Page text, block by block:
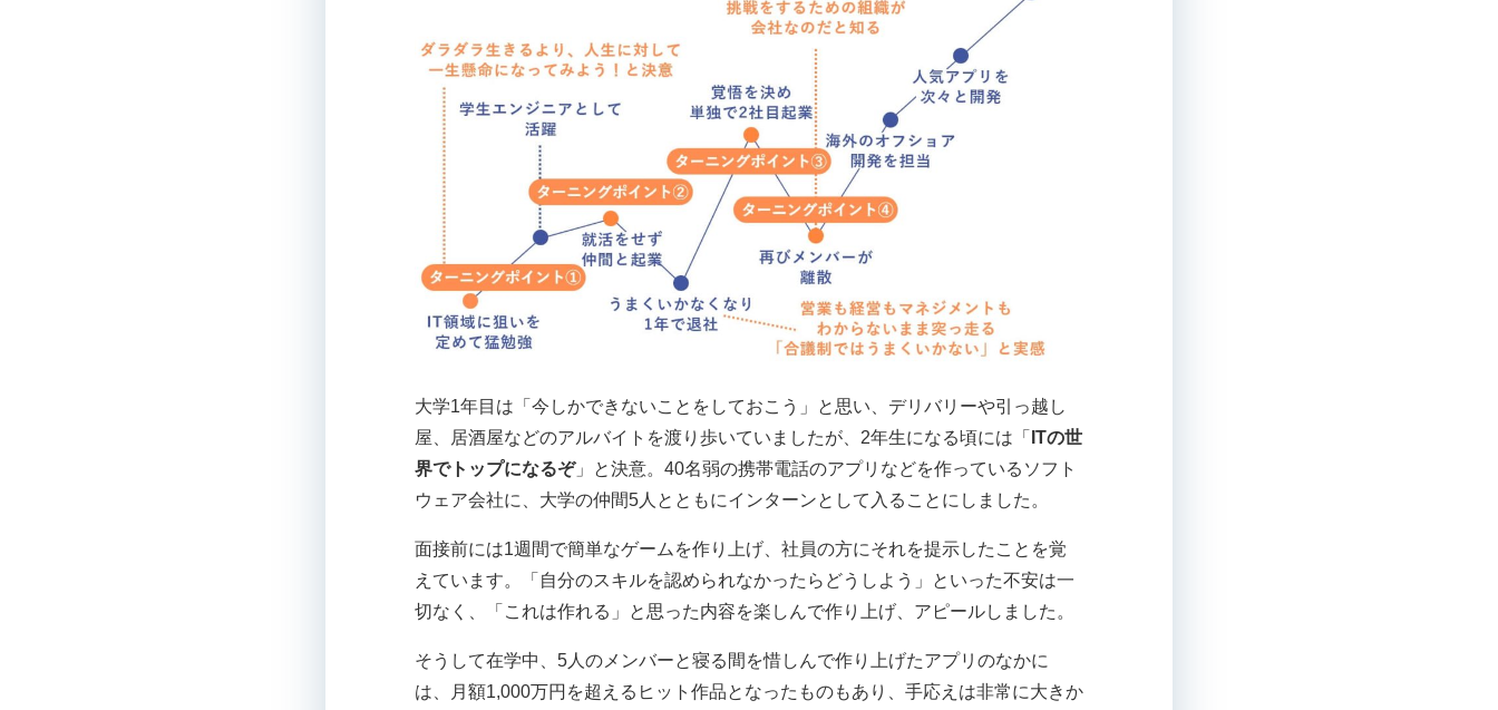
大学1年目は「今しかできないことをしておこう」と思い、デリバリーや引っ越し
屋、居酒屋などのアルバイトを渡り歩いていましたが、2年生になる頃には「 ITの世
界でトップになるぞ」と決意。40名弱の携帯電話のアプリなどを作っているソフト
ウェア会社に、大学の仲間5人とともにインターンとして入ることにしました。
面接前には1週間で簡単なゲームを作り上げ、社員の方にそれを提示したことを覚
えています。「自分のスキルを認められなかったらどうしよう」といった不安は一
切なく、「これは作れる」と思った内容を楽しんで作り上げ、アピールしました。
そうして在学中、5人のメンバーと寝る間を惜しんで作り上げたアプリのなかに
は、月額1,000万円を超えるヒット作品となったものもあり、手応えは非常に大きか